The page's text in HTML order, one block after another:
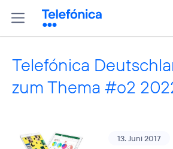
Telefónica
zum Thema #o2
13. Juni 2017